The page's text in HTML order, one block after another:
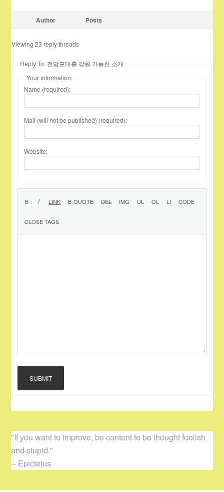
Author Posts
Viewing 23 reply threads
Reply To: 전당포대출 강원 가능한 소개
Your information:
Name (required):
Mail (will not be published) (required):
Website:
SUBMIT
"If you want to improve, be content to be thought foolish
and stupid."
-- Epictetus